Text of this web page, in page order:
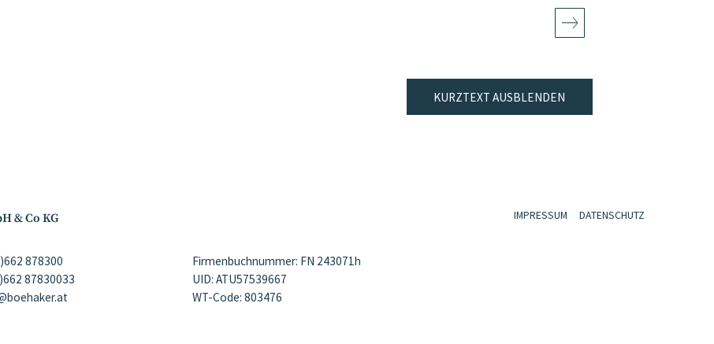
KURZTEXT AUSBLENDEN
& Co KG
878300
87830033
Firmenbuchnummer: FN 243071h
UID: ATU57539667
WT-Code: 803476
IMPRESSUM DATENSCHUTZ